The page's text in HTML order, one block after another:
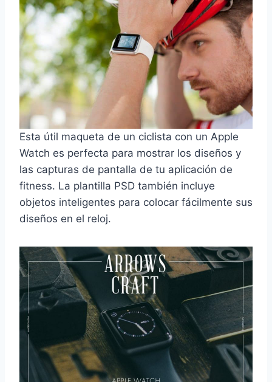
Esta útil maqueta de un ciclista con un Apple
Watch es perfecta para mostrar los diseños y
las capturas de pantalla de tu aplicación de
fitness. La plantilla PSD también incluye
objetos inteligentes para colocar fácilmente sus
diseños en el reloj.